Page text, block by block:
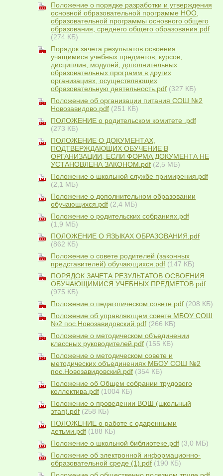
Положение о порядке разработки и утверждения
основной образовательной программе НОО,
образовательной программы основного общего
образования, среднего общего образования.pdf
(274 КБ)
Порядок зачета результатов освоения
учащимися учебных предметов, курсов,
дисциплин, модулей, дополнительных
образовательных программ в других
организациях, осуществляющих
образовательную деятельность.pdf (327 КБ)
Положение об организации питания СОШ №2
Новозавидово.pdf (251 КБ)
ПОЛОЖЕНИЕ о родительском комитете .pdf
(273 КБ)
ПОЛОЖЕНИЕ О ДОКУМЕНТАХ,
ПОДТВЕРЖДАЮЩИХ ОБУЧЕНИЕ В
ОРГАНИЗАЦИИ, ЕСЛИ ФОРМА ДОКУМЕНТА НЕ
УСТАНОВЛЕНА ЗАКОНОМ.pdf (2,5 МБ)
Положение о школьной службе примирения.pdf
(2,1 МБ)
Положение о дополнительном образовании
обучающихся.pdf (2,4 МБ)
Положение о родительских собраниях.pdf
(1,9 МБ)
ПОЛОЖЕНИЕ О ЯЗЫКАХ ОБРАЗОВАНИЯ.pdf
(862 КБ)
Положение о совете родителей (законных
представителей) обучающихся.pdf (147 КБ)
ПОРЯДОК ЗАЧЕТА РЕЗУЛЬТАТОВ ОСВОЕНИЯ
ОБУЧАЮЩИМИСЯ УЧЕБНЫХ ПРЕДМЕТОВ.pdf
(975 КБ)
Положение о педагогическом совете.pdf (208 КБ)
Положение об управляющем совете МБОУ СОШ
№2 пос.Новозавидовский.pdf (266 КБ)
Положение о методическом объединении
классных руководителей.pdf (155 КБ)
Положение о методическом совете и
методических объединениях МБОУ СОШ №2
пос.Новозавидовский.pdf (354 КБ)
Положение об Общем собрании трудового
коллектива.pdf (1004 КБ)
Положение о проведении ВОШ (школьный
этап).pdf (258 КБ)
ПОЛОЖЕНИЕ о работе с одаренными
детьми.pdf (188 КБ)
Положение о школьной библиотеке.pdf (3,0 МБ)
Положение об электронной информационно-
образовательной среде (1).pdf (190 КБ)